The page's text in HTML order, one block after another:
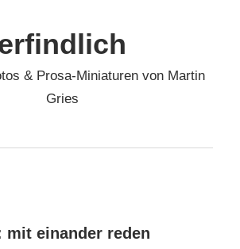
& Prosa-Miniaturen von Martin
Gries
mit einander reden